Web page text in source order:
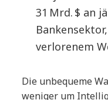
31 Mrd. $ an
verlorenem
Die unbequeme
weniger um